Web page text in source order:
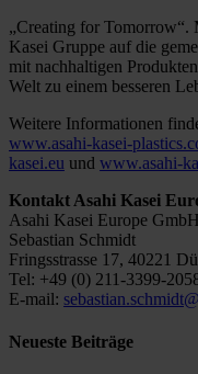
„Creating for Tomorrow“.
Kasei Gruppe auf die
mit nachhaltigen
Welt zu einem besseren
Weitere Informationen
www.asahi-kasei-
kasei.eu und www.asahi-
Kontakt Asahi Kasei
Asahi Kasei Europe GmbH
Sebastian Schmidt
Fringsstrasse 17, 40221
Tel: +49 (0) 211-3399-
E-mail:
Neueste Beiträge